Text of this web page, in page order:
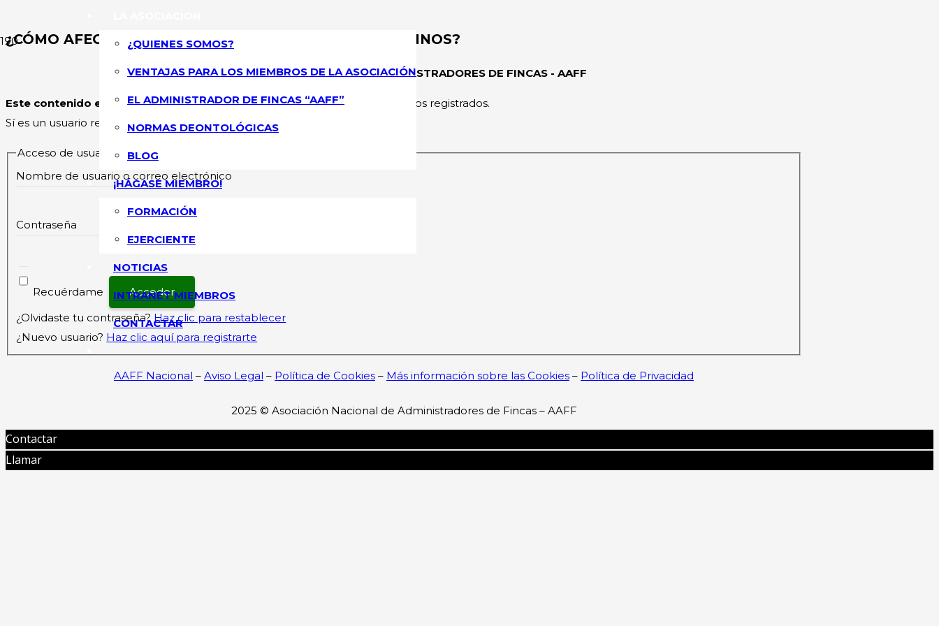
¿QUIENES SOMOS?
VENTAJAS PARA LOS MIEMBROS DE LA ASOCIACIÓN
EL ADMINISTRADOR DE FINCAS “AAFF”
NORMAS DEONTOLÓGICAS
BLOG
¡HÁGASE MIEMBRO!
FORMACIÓN
EJERCIENTE
NOTICIAS
INTRANET MIEMBROS
CONTACTAR
¿CÓMO AFECTA EL GDPR A LAS COMUNIDADES DE VECINOS?
ASOCIACIÓN NACIONAL DE ADMINISTRADORES DE FINCAS - AAFF
Este contenido esta restringidoy su acceso solo está permitido a los usuarios registrados.
Sí es un usuario registrado, por favor inicie sesión.
Acceso de usuarios existentes
Nombre de usuario o correo electrónico
Contraseña
Recuérdame
¿Olvidaste tu contraseña? Haz clic para restablecer
¿Nuevo usuario? Haz clic aquí para registrarte
AAFF Nacional – Aviso Legal – Política de Cookies – Más información sobre las Cookies – Política de Privacidad
2025 © Asociación Nacional de Administradores de Fincas – AAFF
Contactar
Llamar